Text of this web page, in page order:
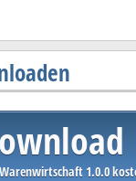
1.0.0